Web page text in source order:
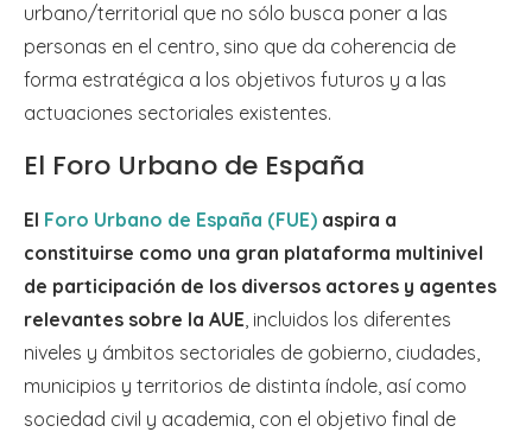
urbano/territorial que no sólo busca poner a las
personas en el centro, sino que da coherencia de
forma estratégica a los objetivos futuros y a las
actuaciones sectoriales existentes.
El Foro Urbano de España
El Foro Urbano de España (FUE) aspira a
constituirse como una gran plataforma multinivel
de participación de los diversos actores y agentes
relevantes sobre la AUE, incluidos los diferentes
niveles y ámbitos sectoriales de gobierno, ciudades,
municipios y territorios de distinta índole, así como
sociedad civil y academia, con el objetivo final de